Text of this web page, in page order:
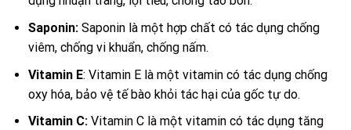
Saponin:Saponin là một hợp chất có tác dụng chống
viêm, chống vi khuẩn, chống nấm.
Vitamin E: Vitamin E là một vitamin có tác dụng chống
oxy hóa, bảo vệ tế bào khỏi tác hại của gốc tự do.
Vitamin C:Vitamin C là một vitamin có tác dụng tăng